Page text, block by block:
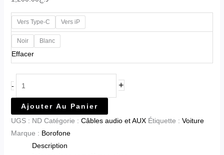
Vers Type-C Vers iP
Noir Blanc
Effacer
- +
Ajouter Au Panier
UGS : ND Catégorie : Câbles audio et AUX Étiquette : Voiture
Marque : Borofone
Description